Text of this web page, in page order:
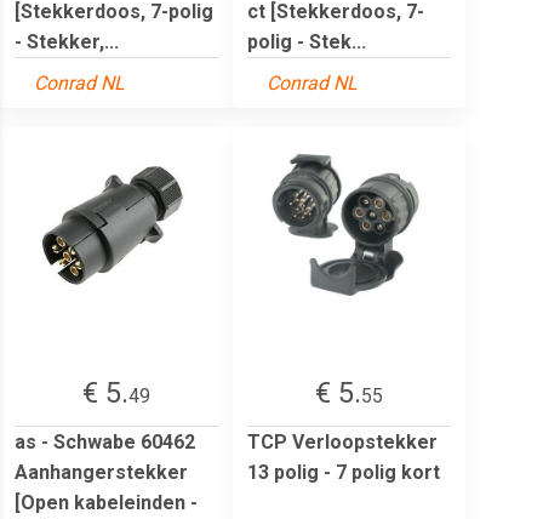
[Stekkerdoos, 7-polig
- Stekker,...
Conrad NL
ct [Stekkerdoos, 7-
polig - Stek...
Conrad NL
€ 5.49
as - Schwabe 60462
Aanhangerstekker
[Open kabeleinden -
€ 5.55
TCP Verloopstekker
13 polig - 7 polig kort